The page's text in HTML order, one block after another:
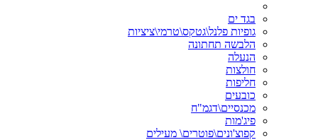
בגד ים
גופיות פלנל\גטקס\טרמי\ציציות
הלבשה תחתונה
הנעלה
חולצות
חליפות
כובעים
מכנסיים\דגמ"ח
פיג'מות
קפוצ'ונים\פוטרים\ מעילים